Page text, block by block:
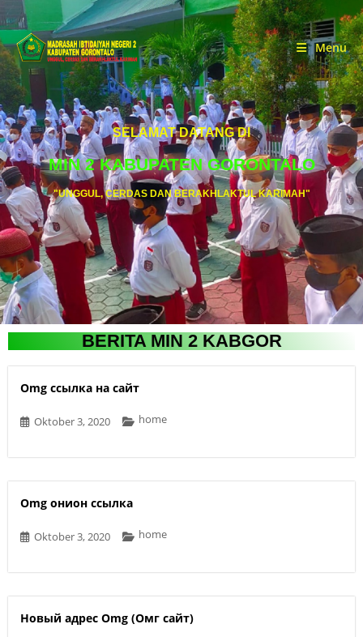
Menu
SELAMAT DATANG DI
MIN 2 KABUPATEN GORONTALO
"UNGGUL, CERDAS DAN BERAKHLAKTUL KARIMAH"
BERITA MIN 2 KABGOR
Omg ссылка на сайт
Oktober 3, 2020 home
Omg онион ссылка
Oktober 3, 2020 home
Новый адрес Omg (Омг сайт)